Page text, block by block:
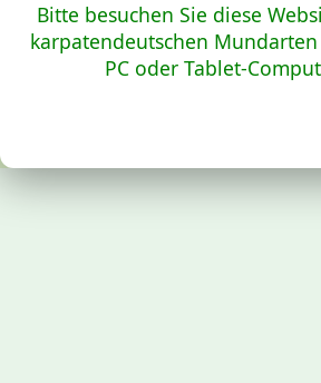
Bitte besuchen Sie diese
karpatendeutschen
PC oder Tablet-